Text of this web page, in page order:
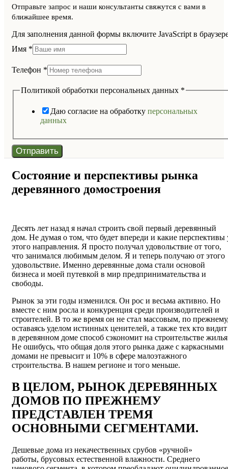
Отправьте запрос и наши консультанты свяжутся с вами в
ближайшее время.
Для заполнения данной формы включите JavaScript в
Имя *
Телефон *
Политикой обработки персональных данных *
Даю согласие на обработку персональных
данных
Отправить
Состояние и перспективы рынка
деревянного домостроения
Десять лет назад я начал строить свой первый деревянный
дом. Не думая о том, что будет впереди и какие перспективы
этого направления. Я просто получал удовольствие от того,
что занимался любимым делом. Я и теперь получаю от этого
удовольствие. Именно деревянные дома стали основой
бизнеса и моей путевкой в мир предпринимательства и
свободы.
Рынок за эти годы изменился. Он рос и весьма активно. Но
вместе с ним росла и конкуренция среди производителей и
строителей. В то же время он не стал массовым, по
оставаясь уделом истинных ценителей, а также тех кто видит
в деревянном доме способ сэкономит на строительстве
Не ошибусь, что общая доля этого рынка даже с каркасными
домами не превысит и 10% в сфере малоэтажного
строительства. В нашем регионе и того меньше.
В ЦЕЛОМ, РЫНОК ДЕРЕВЯННЫХ
ДОМОВ ПО ПРЕЖНЕМУ
ПРЕДСТАВЛЕН ТРЕМЯ
ОСНОВНЫМИ СЕГМЕНТАМИ.
Дешевые дома из некачественных срубов «ручной»
работы, брусовых естественной влажности. Среднего